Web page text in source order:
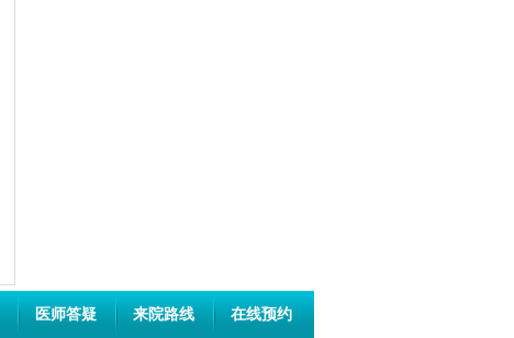
医师答疑 来院路线 在线预约